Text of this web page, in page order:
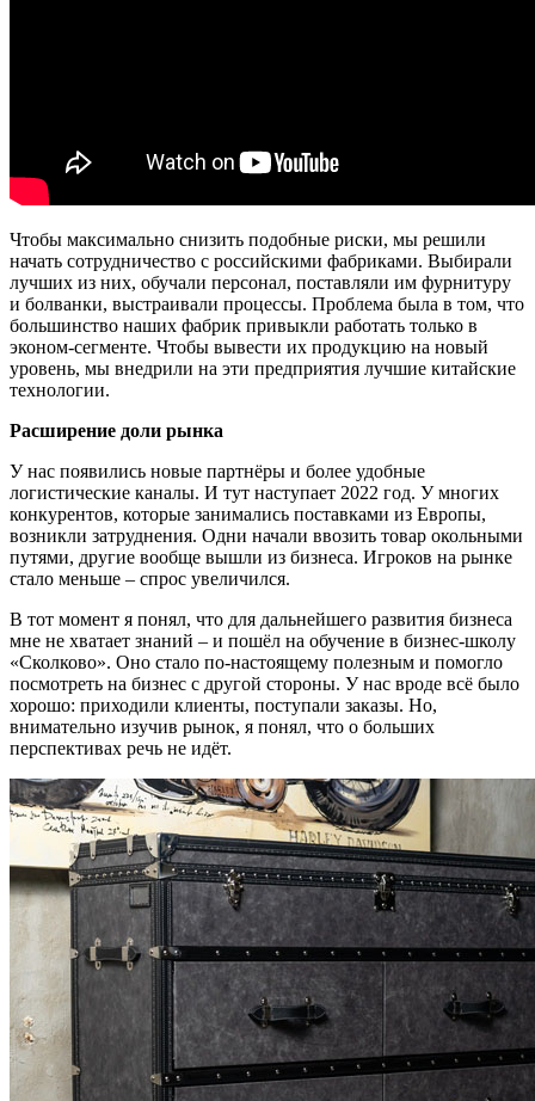
Чтобы максимально снизить подобные риски, мы решили
начать сотрудничество с российскими фабриками. Выбирали
лучших из них, обучали персонал, поставляли им фурнитуру
и болванки, выстраивали процессы. Проблема была в том, что
большинство наших фабрик привыкли работать только в
эконом-сегменте. Чтобы вывести их продукцию на новый
уровень, мы внедрили на эти предприятия лучшие китайские
технологии.
Расширение доли рынка
У нас появились новые партнёры и более удобные
логистические каналы. И тут наступает 2022 год. У многих
конкурентов, которые занимались поставками из Европы,
возникли затруднения. Одни начали ввозить товар окольными
путями, другие вообще вышли из бизнеса. Игроков на рынке
стало меньше – спрос увеличился.
В тот момент я понял, что для дальнейшего развития бизнеса
мне не хватает знаний – и пошёл на обучение в бизнес-школу
«Сколково». Оно стало по-настоящему полезным и помогло
посмотреть на бизнес с другой стороны. У нас вроде всё было
хорошо: приходили клиенты, поступали заказы. Но,
внимательно изучив рынок, я понял, что о больших
перспективах речь не идёт.